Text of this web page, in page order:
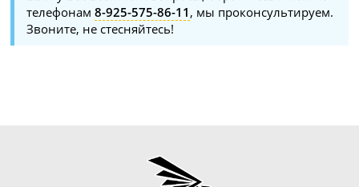
телефонам8-925-575-86-11 , мы проконсультируем.
Звоните, не стесняйтесь!